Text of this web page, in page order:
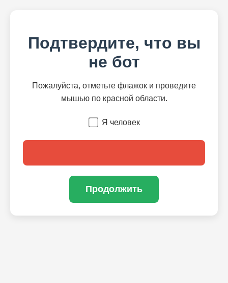
Подтвердите, что вы
не бот
Пожалуйста, отметьте флажок и проведите
мышью по красной области.
Я человек
Продолжить